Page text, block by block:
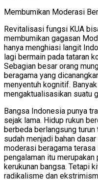
Membumikan Moderasi
Revitalisasi fungsi KUA
membumikan gagasan
hanya menghiasi langit
lagi bermain pada tataran
Sebagian besar orang
beragama yang
menyentuh kognitif.
mengaktualisasikan suatu
Bangsa Indonesia punya
sejak lama. Hidup rukun
berbeda berlangsung
sudah menjadi bahan
moderasi beragama terasa
pengalaman itu merupakan
kerukunan bangsa. Tetapi
radikalisme dan